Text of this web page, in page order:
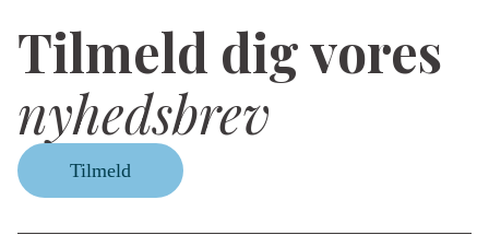
Tilmeld dig vores
nyhedsbrev
Tilmeld